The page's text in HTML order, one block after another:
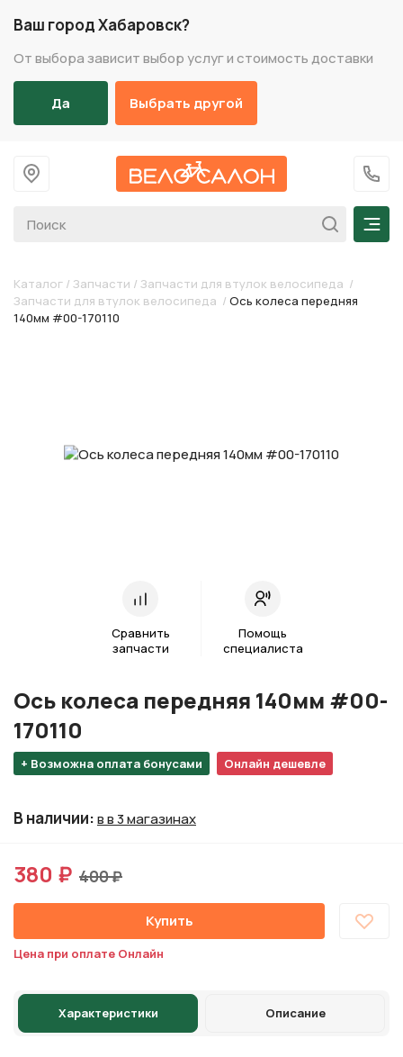
Ваш город Хабаровск?
От выбора зависит выбор услуг и стоимость доставки
Да Выбрать другой
На главную
+7
Каталог / Запчасти / Запчасти для втулок велосипеда /
Запчасти для втулок велосипеда / Ось колеса передняя
140мм #00-170110
Сравнить
запчасти
Помощь
специалиста
+ Возможна оплата бонусами Онлайн дешевле
Ось колеса передняя 140мм #00-
170110
В наличии:в в 3 магазинах
380 ₽ 400 ₽
Купить
Цена при оплате Онлайн
Характеристики Описание